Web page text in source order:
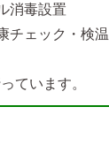
消毒設置
チェック・検温
ています。